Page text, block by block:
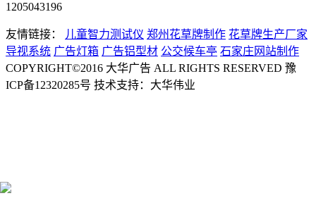
1205043196
友情链接： 儿童智力测试仪 郑州花草牌制作 花草牌生产厂家
导视系统 广告灯箱 广告铝型材 公交候车亭 石家庄网站制作
COPYRIGHT©2016 大华广告 ALL RIGHTS RESERVED 豫
ICP备12320285号 技术支持：大华伟业